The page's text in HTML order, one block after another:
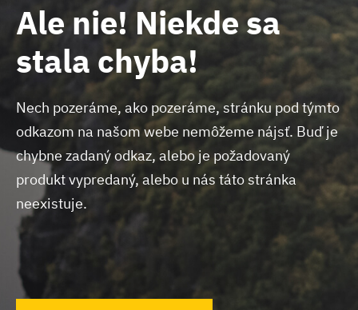
Ale nie! Niekde sa
stala chyba!
Nech pozeráme, ako pozeráme, stránku pod týmto
odkazom na našom webe nemôžeme nájsť. Buď je
chybne zadaný odkaz, alebo je požadovaný
produkt vypredaný, alebo u nás táto stránka
neexistuje.